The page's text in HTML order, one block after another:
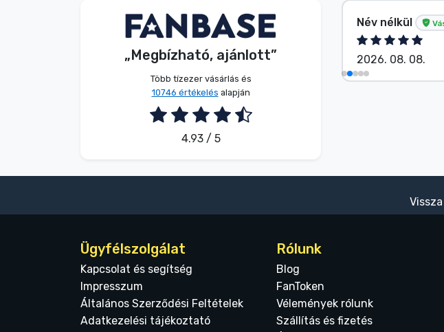
„Megbízható, ajánlott”
Több tízezer vásárlás és
10746 értékelés alapján
4.93 / 5
Dávid Sulyok Vásárló
2026. 08. 08.
Név nélkül
2026. 08. 08.
Ügyfélszolgálat
Kapcsolat és segítség
Impresszum
Általános Szerződési Feltételek
Adatkezelési tájékoztató
Rólunk
Blog
FanToken
Vélemények rólunk
Szállítás és fizetés